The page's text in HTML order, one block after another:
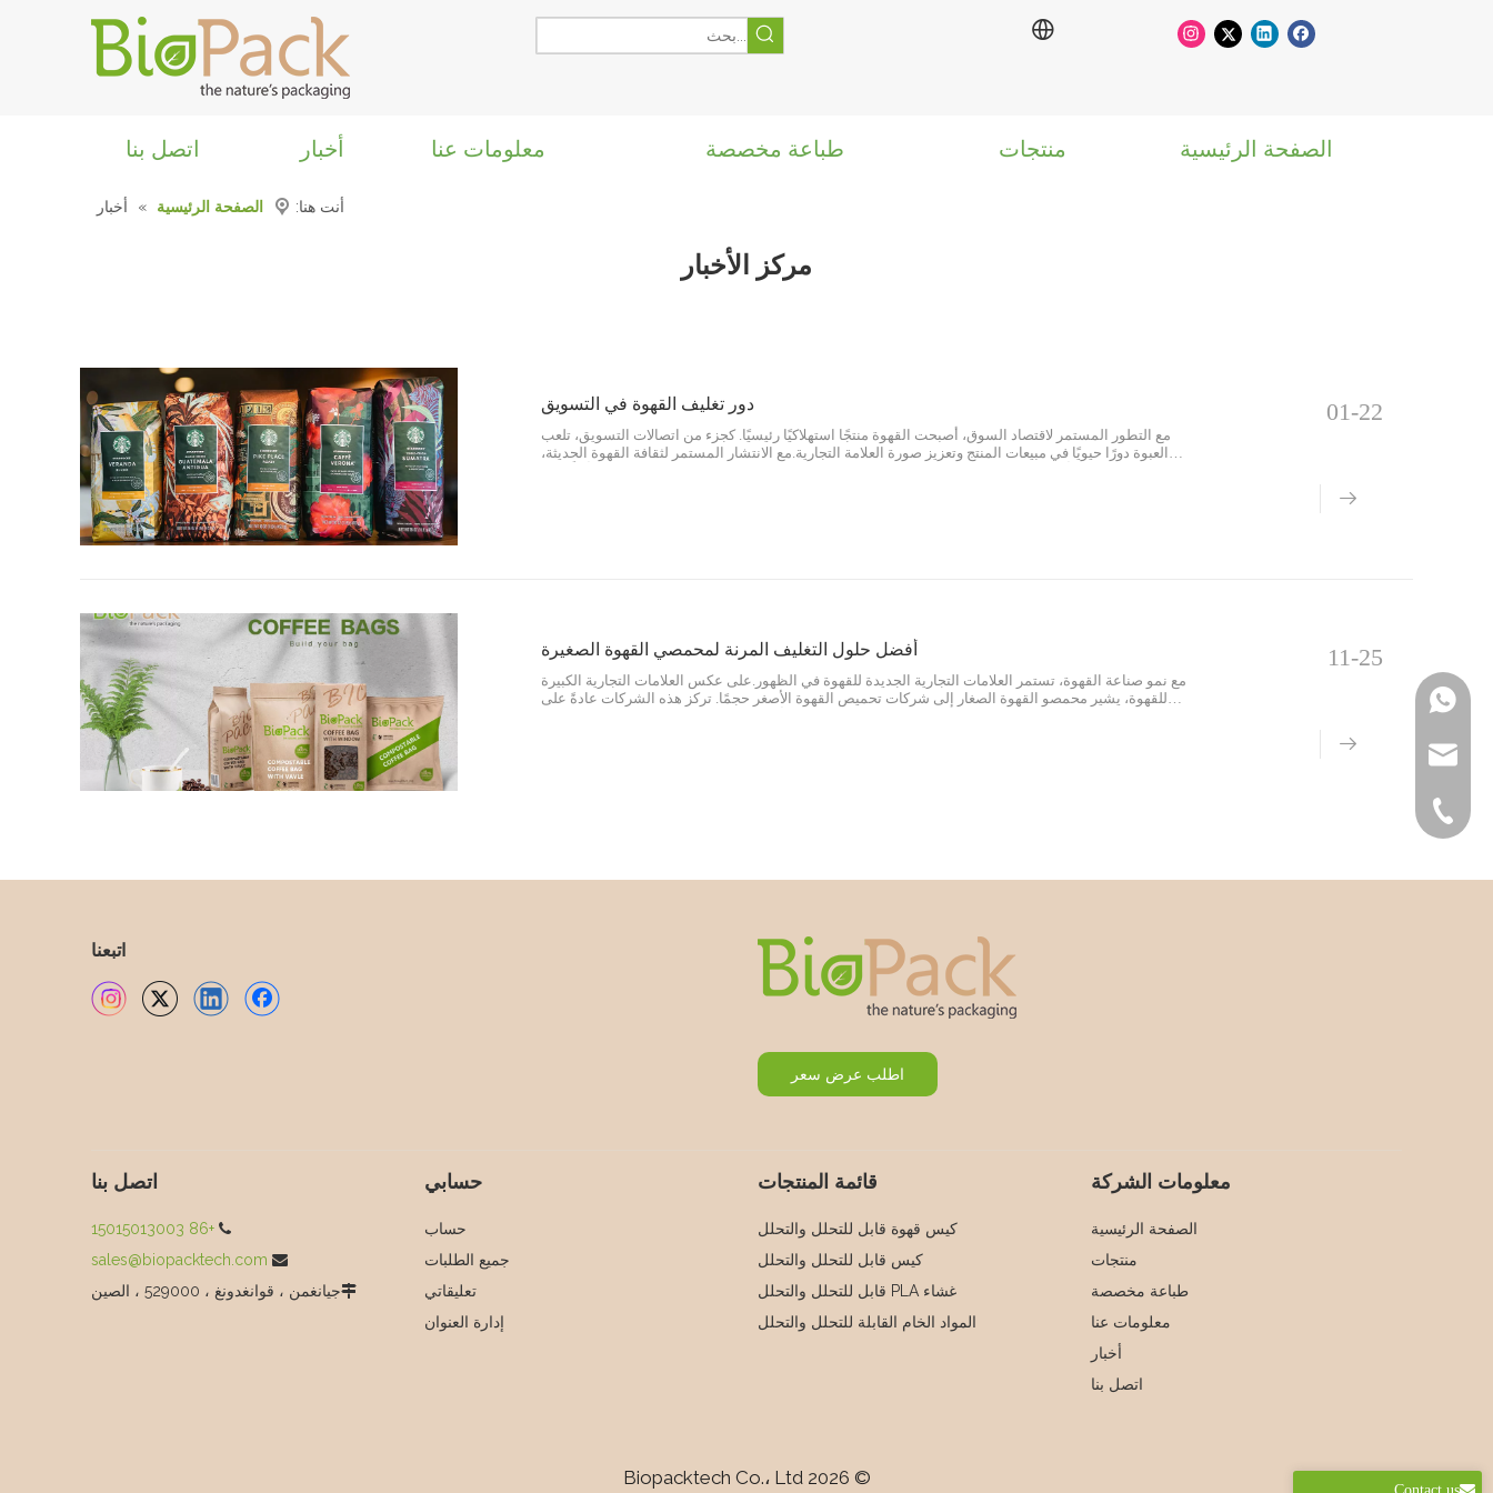
الصفحة الرئيسية منتجات طباعة مخصصة معلومات عنا أخبار اتصل بنا
أنت هنا: الصفحة الرئيسية » أخبار
مركز الأخبار
دور تغليف القهوة في التسويق
مع التطور المستمر لاقتصاد السوق، أصبحت القهوة منتجًا استهلاكيًا رئيسيًا. كجزء من اتصالات التسويق، تلعب
العبوة دورًا حيويًا في مبيعات المنتج وتعزيز صورة العلامة التجارية.مع الانتشار المستمر لثقافة القهوة الحديثة،
01-22
أفضل حلول التغليف المرنة لمحمصي القهوة الصغيرة
مع نمو صناعة القهوة، تستمر العلامات التجارية الجديدة للقهوة في الظهور.على عكس العلامات التجارية الكبيرة
للقهوة، يشير محمصو القهوة الصغار إلى شركات تحميص القهوة الأصغر حجمًا. تركز هذه الشركات عادةً على
11-25
اطلب عرض سعر
اتبعنا
معلومات الشركة
الصفحة الرئيسية
منتجات
طباعة مخصصة
معلومات عنا
أخبار
اتصل بنا
قائمة المنتجات
كيس قهوة قابل للتحلل والتحلل
كيس قابل للتحلل والتحلل
غشاء PLA قابل للتحلل والتحلل
المواد الخام القابلة للتحلل والتحلل
WhatsApp
بريد الالكتروني
حسابي
حساب
جميع الطلبات
تعليقاتي
إدارة العنوان
اتصل بنا

+86 15015013003

sales@biopacktech.com
جيانغمن ، قوانغدونغ ، 529000 ، الصين
© 2026 Biopacktech Co.، Ltd